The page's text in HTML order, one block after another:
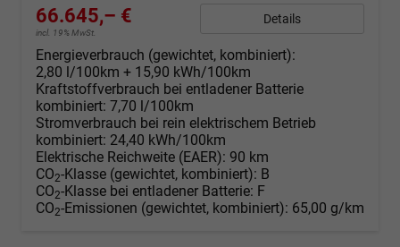
66.645,– €
incl. 19% MwSt.
Details
Energieverbrauch (gewichtet, kombiniert):
2,80 l/100km + 15,90 kWh/100km
Kraftstoffverbrauch bei entladener Batterie
kombiniert: 7,70 l/100km
Stromverbrauch bei rein elektrischem Betrieb
kombiniert: 24,40 kWh/100km
Elektrische Reichweite (EAER): 90 km
CO2-Klasse (gewichtet, kombiniert): B
CO2-Klasse bei entladener Batterie: F
CO2-Emissionen (gewichtet, kombiniert): 65,00 g/km